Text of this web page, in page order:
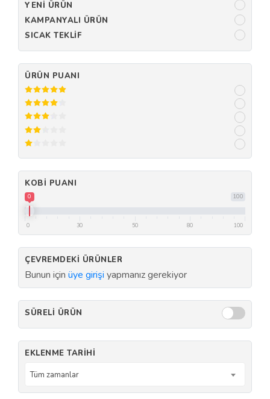
YENI ÜRÜN
KAMPANYALI ÜRÜN
SICAK TEKLIF
ÜRÜN PUANI
KOBI PUANI
100
0
0 30 50 80 100
ÇEVREMDEKI ÜRÜNLER
Bunun için üye girişi yapmanız gerekiyor
SÜRELI ÜRÜN
EKLENME TARIHI
Tüm zamanlar